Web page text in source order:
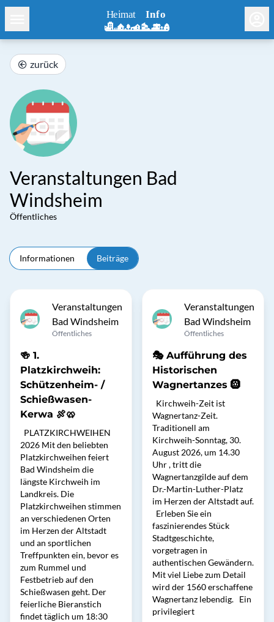
zurück
Veranstaltungen Bad
Windsheim
Öffentliches
Informationen Beiträge
Veranstaltungen
Bad Windsheim
Öffentliches
🍻 1.
Platzkirchweih:
Schützenheim- /
Schießwasen-
Kerwa 🍖🥨
PLATZKIRCHWEIHEN
2026 Mit den beliebten
Platzkirchweihen feiert
Bad Windsheim die
längste Kirchweih im
Landkreis. Die
Platzkirchweihen stimmen
an verschiedenen Orten
im Herzen der Altstadt
und an sportlichen
Treffpunkten ein, bevor es
zum Rummel und
Festbetrieb auf den
Schießwasen geht. Der
feierliche Bieranstich
findet täglich um 18:30
Veranstaltungen
Bad Windsheim
Öffentliches
🎭 Aufführung des
Historischen
Wagnertanzes 🛞
Kirchweih-Zeit ist
Wagnertanz-Zeit.
Traditionell am
Kirchweih-Sonntag, 30.
August 2026, um 14.30
Uhr , tritt die
Wagnertanzgilde auf dem
Dr.-Martin-Luther-Platz
im Herzen der Altstadt auf.
Erleben Sie ein
faszinierendes Stück
Stadtgeschichte,
vorgetragen in
authentischen Gewändern.
Mit viel Liebe zum Detail
wird der 1560 erschaffene
Wagnertanz lebendig. Ein
privilegiert